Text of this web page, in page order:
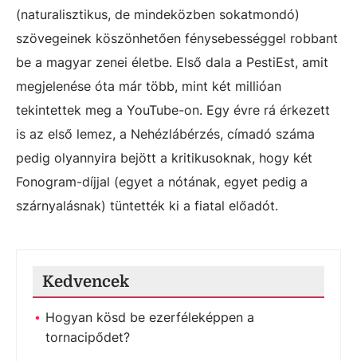
(naturalisztikus, de mindeközben sokatmondó)
szövegeinek köszönhetően fénysebességgel robbant
be a magyar zenei életbe. Első dala a PestiEst, amit
megjelenése óta már több, mint két millióan
tekintettek meg a YouTube-on. Egy évre rá érkezett
is az első lemez, a Nehézlábérzés, címadó száma
pedig olyannyira bejött a kritikusoknak, hogy két
Fonogram-díjjal (egyet a nótának, egyet pedig a
szárnyalásnak) tüntették ki a fiatal előadót.
Kedvencek
Hogyan kösd be ezerféleképpen a
tornacipődet?